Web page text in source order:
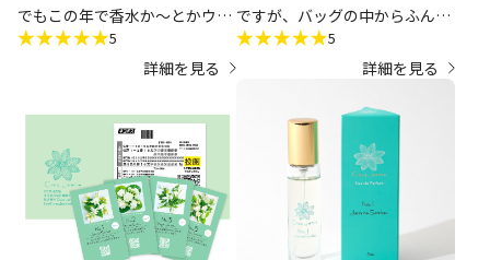
｢各ムエットが密封されていな
です。封筒を受け取った時点で
何か良い香りがするな？と思い
つつ開封したらそれもそのは
ず、ムエットが透明なスリーブ
に差し込まれているだけだった
という。
でもこの年で香水か～とかウジ
ウジ迷ってるときに、息子
が”何？このいい香りって
めました！注文します！
5
詳細を見る
ですが、バッグの中からふんわ
りといい香りがしました。とて
も上品な香りでセレブな気分を
入りのナンバーが見つかりまし
た！ムエットセットでお試しで
きるのはお得だと思います。
5
詳細を見る